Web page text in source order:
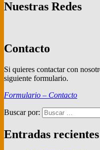
Nuestras Redes
Contacto
Si quieres contactar con
siguiente formulario.
Formulario – Contacto
Buscar por:
Entradas recientes